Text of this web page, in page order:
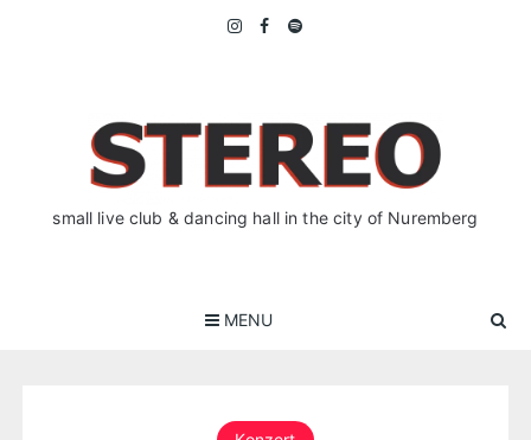
small live club & dancing hall in the city of Nuremberg
MENU